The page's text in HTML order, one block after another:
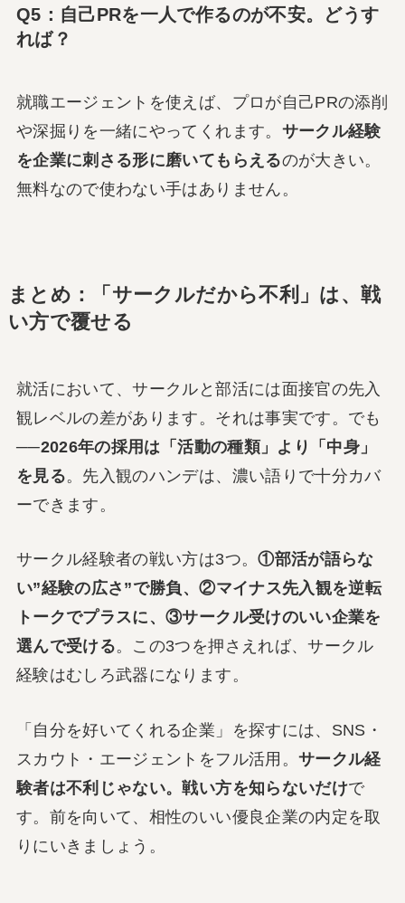
Q5：自己PRを一人で作るのが不安。どうす
れば？
就職エージェントを使えば、プロが自己PRの添削
や深掘りを一緒にやってくれます。 サークル経験
を企業に刺さる形に磨いてもらえるのが大きい。
無料なので使わない手はありません。
まとめ：「サークルだから不利」は、戦
い方で覆せる
就活において、サークルと部活には面接官の先入
観レベルの差があります。それは事実です。でも
──2026年の採用は「活動の種類」より「中身」
を見る。先入観のハンデは、濃い語りで十分カバ
ーできます。
サークル経験者の戦い方は3つ。①部活が語らな
い”経験の広さ”で勝負、②マイナス先入観を逆転
トークでプラスに、③サークル受けのいい企業を
選んで受ける。この3つを押さえれば、サークル
経験はむしろ武器になります。
「自分を好いてくれる企業」を探すには、SNS・
スカウト・エージェントをフル活用。 サークル経
験者は不利じゃない。戦い方を知らないだけで
す。前を向いて、相性のいい優良企業の内定を取
りにいきましょう。